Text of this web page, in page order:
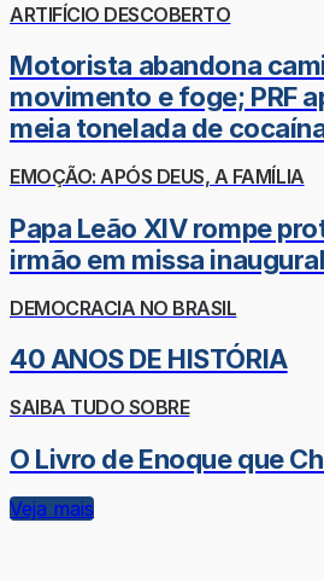
ARTIFÍCIO DESCOBERTO
Motorista abandona
movimento e foge; PRF
meia tonelada de
EMOÇÃO: APÓS DEUS, A FAMÍLIA
Papa Leão XIV rompe
irmão em missa inaugural
DEMOCRACIA NO BRASIL
40 ANOS DE HISTÓRIA
SAIBA TUDO SOBRE
O Livro de Enoque que
Veja mais